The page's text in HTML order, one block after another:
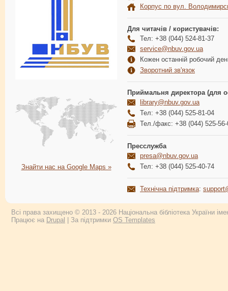
Знайти нас на Google Maps »
Корпус по вул.
Для читачів / користувачів:
Тел: +38 (044) 524-81-37
service@nbuv.gov.ua
Кожен останній робочий
Зворотний зв'язок
Приймальня директора (для
library@nbuv.gov.ua
Тел: +38 (044) 525-81-04
Тел./факс: +38 (044) 525-56-
Пресслужба
presa@nbuv.gov.ua
Тел: +38 (044) 525-40-74
Технічна підтримка:
Всі права захищено © 2013 - 2026 Національна бібліотека України
Працює на Drupal | За підтримки OS Templates